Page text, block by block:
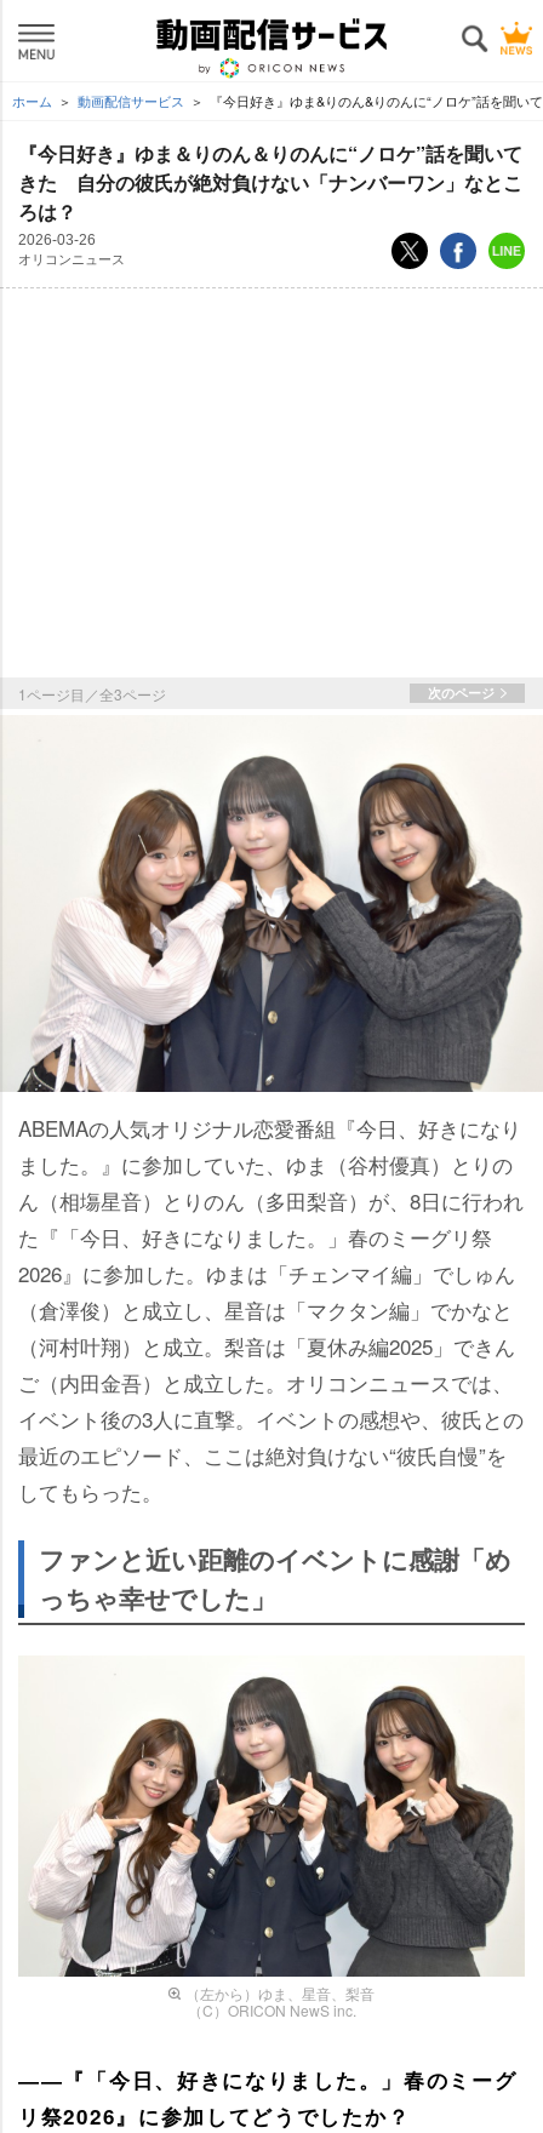
ホーム 動画配信サービス 『今日好き』ゆま&りのん&りのんに“ノロケ”話を聞
『今日好き』ゆま＆りのん＆りのんに“ノロケ”話を聞いて
きた 自分の彼氏が絶対負けない「ナンバーワン」なとこ
ろは？
2026-03-26
オリコンニュース
1ページ目／全3ページ 次のページ
ABEMAの人気オリジナル恋愛番組『今日、好きになり
ました。』に参加していた、ゆま（谷村優真）とりの
ん（相塲星音）とりのん（多田梨音）が、8日に行われ
た『「今日、好きになりました。」春のミーグリ祭
2026』に参加した。ゆまは「チェンマイ編」でしゅん
（倉澤俊）と成立し、星音は「マクタン編」でかなと
（河村叶翔）と成立。梨音は「夏休み編2025」できん
ご（内田金吾）と成立した。オリコンニュースでは、
イベント後の3人に直撃。イベントの感想や、彼氏との
最近のエピソード、ここは絶対負けない“彼氏自慢”を
してもらった。
ファンと近い距離のイベントに感謝「め
っちゃ幸せでした」
（左から）ゆま、星音、梨音
（C）ORICON NewS inc.
――『「今日、好きになりました。」春のミーグ
リ祭2026』に参加してどうでしたか？